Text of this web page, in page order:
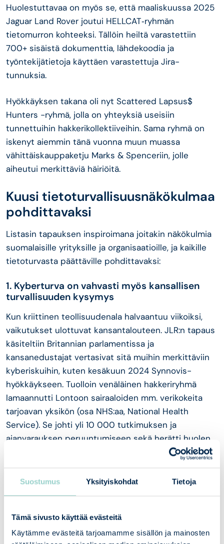
Suostumus Yksityiskohdat Tietoja
Tämä sivusto käyttää evästeitä
Käytämme evästeitä tarjoamamme sisällön ja mainosten
Huolestuttavaa on myös se, että maaliskuussa 2025
Jaguar Land Rover joutui HELLCAT‑ryhmän
tietomurron kohteeksi. Tällöin heiltä varastettiin
700+ sisäistä dokumenttia, lähdekoodia ja
työntekijätietoja käyttäen varastettuja Jira-
tunnuksia.
Hyökkäyksen takana oli nyt Scattered Lapsus$
Hunters -ryhmä, jolla on yhteyksiä useisiin
tunnettuihin hakkerikollektiiveihin. Sama ryhmä on
iskenyt aiemmin tänä vuonna muun muassa
vähittäiskauppaketju Marks & Spenceriin, jolle
aiheutui merkittäviä häiriöitä.
Kuusi tietoturvallisuusnäkökulmaa
pohdittavaksi
Listasin tapauksen inspiroimana joitakin näkökulmia
suomalaisille yrityksille ja organisaatioille, ja kaikille
tietoturvasta päättäville pohdittavaksi:
1. Kyberturva on vahvasti myös kansallisen
turvallisuuden kysymys
Kun kriittinen teollisuudenala halvaantuu viikoiksi,
vaikutukset ulottuvat kansantalouteen. JLR:n tapaus
käsiteltiin Britannian parlamentissa ja
kansanedustajat vertasivat sitä muihin merkittäviin
kyberiskuihin, kuten kesäkuun 2024 Synnovis-
hyökkäykseen. Tuolloin venäläinen hakkeriryhmä
lamaannutti Lontoon sairaaloiden mm. verikokeita
tarjoavan yksikön (osa NHS:aa, National Health
Service). Se johti yli 10 000 tutkimuksen ja
ajanvarauksen peruuntumiseen sekä herätti huolen
potilasturvallisuudesta. Tällaiseen varautuminen
edellyttää päättäjiltä terävää ja laaja-alaista ajattelua.
tukimekanismeja sekä organisaation että valtiollisella
tasolla. JLR:n tapauksessa Britannian hallitus reagoi